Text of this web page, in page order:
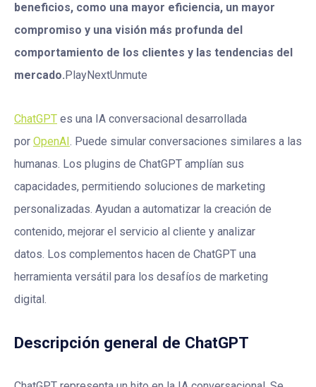
beneficios, como una mayor eficiencia, un mayor
compromiso y una visión más profunda del
comportamiento de los clientes y las tendencias del
mercado. PlayNextUnmute
ChatGPT es una IA conversacional desarrollada
por OpenAI . Puede simular conversaciones similares a las
humanas. Los plugins de ChatGPT amplían sus
capacidades, permitiendo soluciones de marketing
personalizadas. Ayudan a automatizar la creación de
contenido, mejorar el servicio al cliente y analizar
datos. Los complementos hacen de ChatGPT una
herramienta versátil para los desafíos de marketing
digital.
Descripción general de ChatGPT